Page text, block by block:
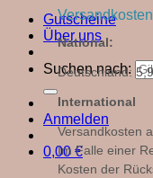
Gutscheine
Über uns
Suchen nach:
Anmelden
0,00 €
Versandkosten
National:
Deutschland:
International
Versandkosten
Im Falle einer
Kosten der